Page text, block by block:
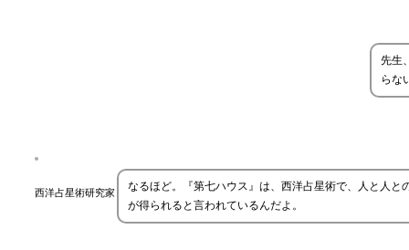
先生
らな
西洋占星術研究家
なるほど。『第七ハウス』は、西洋占星術で、人と人
が得られると言われているんだよ。